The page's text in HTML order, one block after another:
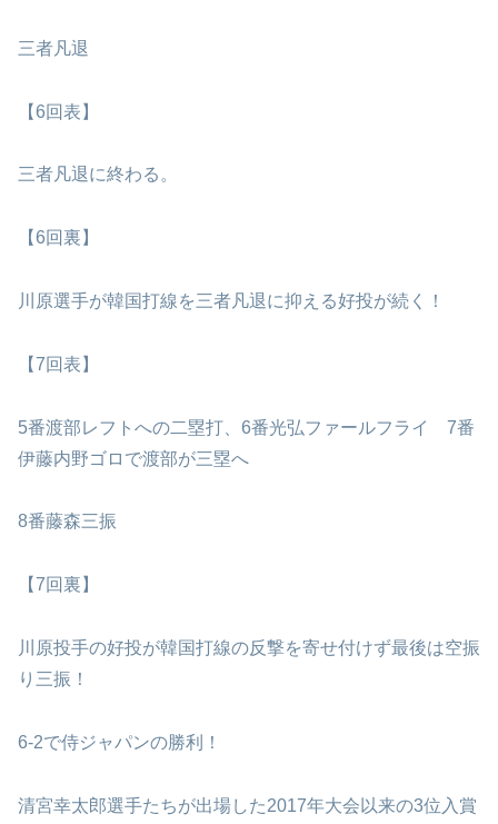
三者凡退
【6回表】
三者凡退に終わる。
【6回裏】
川原選手が韓国打線を三者凡退に抑える好投が続く！
【7回表】
5番渡部レフトへの二塁打、6番光弘ファールフライ 7番
伊藤内野ゴロで渡部が三塁へ
8番藤森三振
【7回裏】
川原投手の好投が韓国打線の反撃を寄せ付けず最後は空振
り三振！
6-2で侍ジャパンの勝利！
清宮幸太郎選手たちが出場した2017年大会以来の3位入賞